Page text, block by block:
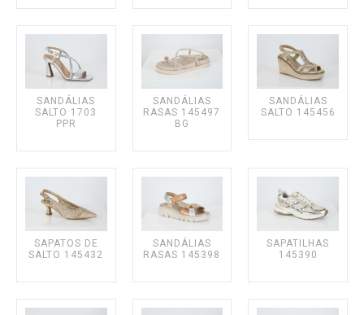
SENHORA
Botins de salto
Chinelos
Sandálias de Cunha
Sapatos de salto
Sandálias salto
Sapatilhas
Sapatos rasos
SANDÁLIAS
SALTO 1703
PPR
SANDÁLIAS
RASAS 145497
BG
SANDÁLIAS
SALTO 145456
SAPATOS DE
SALTO 145432
SANDÁLIAS
RASAS 145398
SAPATILHAS
145390